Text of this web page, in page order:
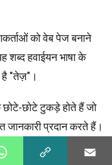
को वेब पेज बनाने
शब्द हवाईयन भाषा के
है "तेज़"।
छोटे-छोटे टुकड़े होते हैं जो
जानकारी प्रदान करते हैं।
से समझेंगे और जानेंगे कि